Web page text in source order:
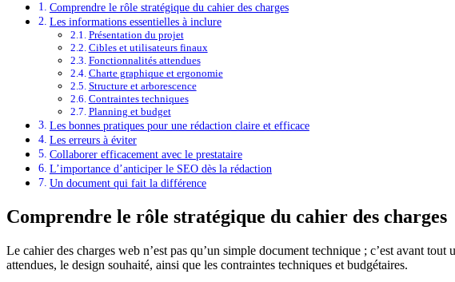
Comprendre le rôle stratégique du cahier des charges
Les informations essentielles à inclure
Présentation du projet
Cibles et utilisateurs finaux
Fonctionnalités attendues
Charte graphique et ergonomie
Structure et arborescence
Contraintes techniques
Planning et budget
Les bonnes pratiques pour une rédaction claire et efficace
Les erreurs à éviter
Collaborer efficacement avec le prestataire
L’importance d’anticiper le SEO dès la rédaction
Un document qui fait la différence
Comprendre le rôle stratégique du cahier des charges
Le cahier des charges web n’est pas qu’un simple document technique ; c’est avant
attendues, le design souhaité, ainsi que les contraintes techniques et budgétaires.